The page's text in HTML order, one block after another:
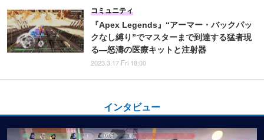
『Apex Legends』“アーマー・バックパッ
クなし縛り”でマスターまで到達する猛者現
る―怒濤の医療キットと注射器
コミュニティ
2023.3.17 Fri 18:00
インタビュー